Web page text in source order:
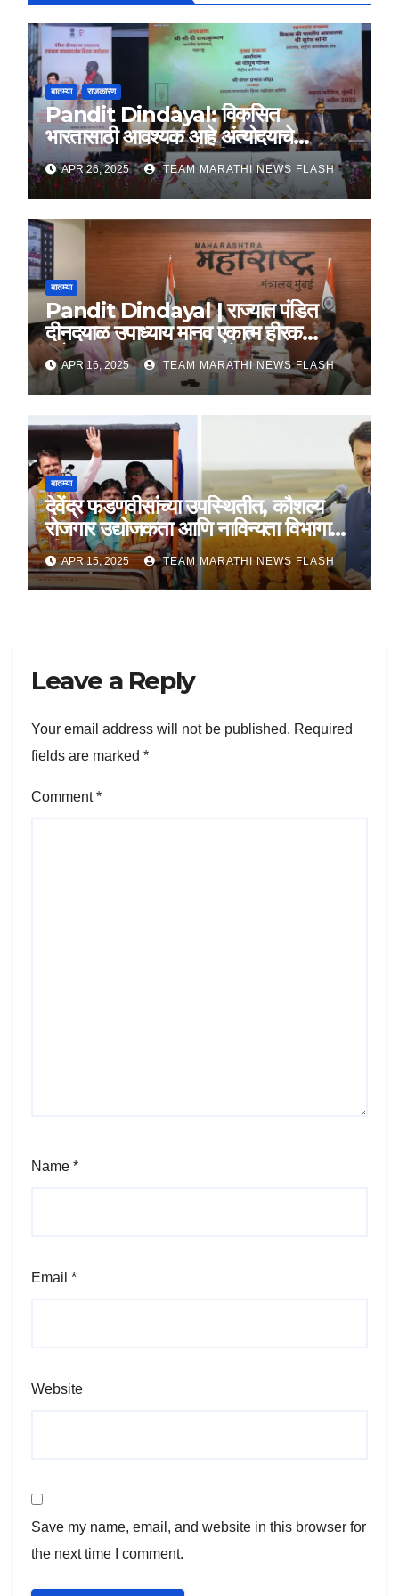
बातम्या राजकारण
Pandit Dindayal: विकसित
भारतासाठी आवश्यक आहे अंत्योदयाचे
तत्वज्ञान – राज्यपाल सी. पी. राधाकृष्णन
APR 26, 2025 TEAM MARATHI NEWS FLASH
बातम्या
Pandit Dindayal | राज्यात पंडित
दीनदयाळ उपाध्याय मानव एकात्म हीरक
महोत्सव, 22-25 दरम्यान होणार साजरा
APR 16, 2025 TEAM MARATHI NEWS FLASH
बातम्या
देवेंद्र फडणवीसांच्या उपस्थितीत, कौशल्य
रोजगार उद्योजकता आणि नाविन्यता विभागाचे
तीन सामंजस्य करार
APR 15, 2025 TEAM MARATHI NEWS FLASH
Leave a Reply
Your email address will not be published. Required
fields are marked *
Comment*
Name *
Email *
Website
Save my name, email, and website in this browser for
the next time I comment.